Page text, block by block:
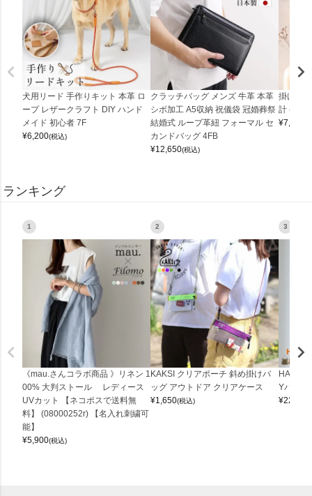
犬用リード 手作りキット 本革 ロ
ープ レザークラフト DIY ハンド
メイド 初心者 7F
¥6,200(税込)
クラッチバッグ メンズ 牛革 本革
シボ加工 A5収納 祝儀袋 冠婚葬祭
結婚式 ループ革紐 フォーマル セ
カンドバッグ 4FB
¥12,650(税込)
掛け時
計
¥7,150
ランキング
1
《mau.さんコラボ商品 》リネン 1
00% 大判ストール レディース
UVカット 【ネコポスで送料無
料】 (08000252r) 【名入れ刺繍可
能】
¥5,900(税込)
2
KAKSI クリアポーチ 斜め掛けバ
ッグ アウトドア クリアケース
¥1,650(税込)
3
Yバッグ
¥22,000